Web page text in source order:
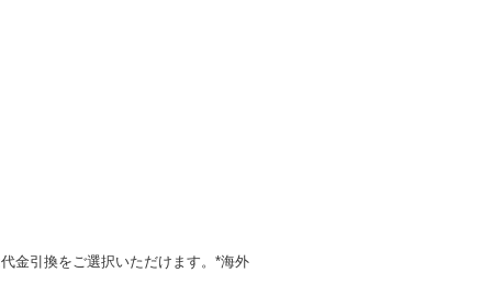
金引換をご選択いただけます。*海外